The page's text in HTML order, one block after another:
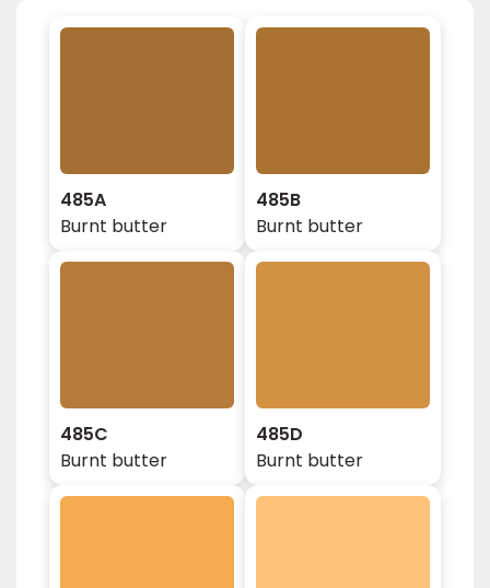
485A
Burnt butter
485B
Burnt butter
485C
Burnt butter
485D
Burnt butter